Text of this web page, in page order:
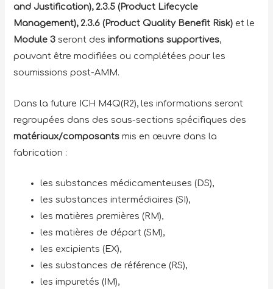
and Justification), 2.3.5 (Product Lifecycle
Management), 2.3.6 (Product Quality Benefit Risk) et le
Module 3 seront desinformations supportives,
pouvant être modifiées ou complétées pour les
soumissions post-AMM.
Dans la future ICH M4Q(R2), les informations seront
regroupées dans des sous-sections spécifiques des
matériaux/composants mis en œuvre dans la
fabrication :
les substances médicamenteuses (DS),
les substances intermédiaires (SI),
les matières premières (RM),
les matières de départ (SM),
les excipients (EX),
les substances de référence (RS),
les impuretés (IM),